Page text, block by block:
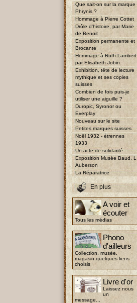
Que sait-on sur la marque
Phrynis ?
Hommage à Pierre Cottet
Drôle d'histoire, par Marie
de Benoit
Exposition permanente et
Brocante
Hommage à Ruth Lambert
par Elisabeth Jobin
Exhibition, tête de lecture
mythique et ses copies
suisses
Combien de fois puis-je
utiliser une aiguille ?
Duropic, Syronor ou
Everplay
Nouveau sur le site
Petites marques suisses
Noël 1932 - étrennes
1933
Un acte de solidarité
Exposition Musée Baud, L
Auberson
La Réparatrice
En plus
A voir et
écouter
Tous les médias
Phono
d'ailleurs
Collection, musée,
magasin quelques liens
choisis
Livre d'or
Laissez nous
un
message...